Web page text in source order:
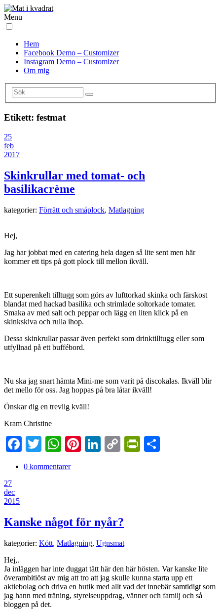
Menu
Hem
Facebook Demo – Customizer
Instagram Demo – Customizer
Om mig
Etikett: festmat
25
feb
2017
Skinkrullar med tomat- och
basilikacrème
kategorier: Förrätt och småplock, Matlagning
Hej,
Jag har jobbat med en catering hela dagen så lite sent men här
kommer ett tips på gott plock till mellon ikväll.
Ett superenkelt tilltugg som görs av lufttorkad skinka och färskost
blandat med hackad basilika och strimlade soltorkade tomater.
Smaka av med salt och peppar och lägg en liten klick på en
skinkskiva och rulla ihop.
Dessa skinkrullar passar även perfekt som drinktilltugg eller som
utfyllnad på ett buffébord.
Nu ska jag snart hämta Mini-me som varit på discokalas. Ikväll blir
det mello för oss. Jag hoppas på bra låtar ikväll!
Önskar dig en trevlig kväll!
Kram Christine
Facebook
TwitterWhatsApp
Pinterest
LinkedIn
Copy
0 kommentarer
27
dec
2015
Kanske något för nyår?
kategorier: Kött, Matlagning, Ugnsmat
Hej,.
Ja inläggen har inte duggat tätt här den här hösten. Var kanske lite
överambitiöst av mig att tro att jag skulle kunna starta upp ett
aktiebolag och driva en butik med allt vad det innebär samtidigt som
jag hann med träning, styrelseuppdrag, vänner och familj och så
bloggen på det.